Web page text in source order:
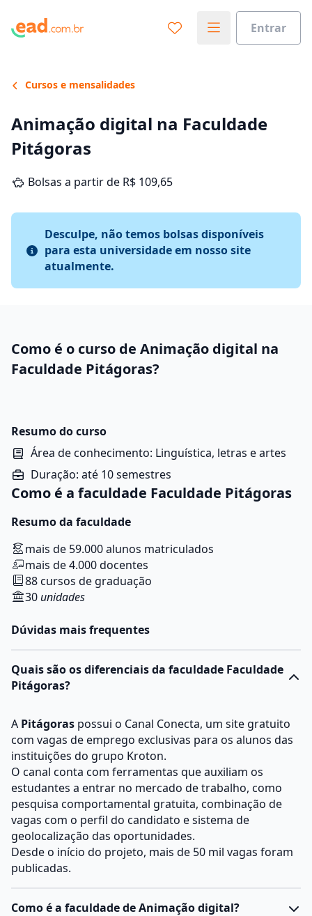
Entrar
Cursos e mensalidades
Animação digital na Faculdade
Pitágoras
Bolsas a partir de R$ 109,65
Desculpe, não temos bolsas disponíveis
para esta universidade em nosso site
atualmente.
Como é o curso de Animação digital na
Faculdade Pitágoras?
Resumo do curso
Área de conhecimento: Linguística, letras e artes
Duração: até 10 semestres
Como é a faculdade Faculdade Pitágoras
Resumo da faculdade
mais de 59.000 alunos matriculados
mais de 4.000 docentes
88 cursos de graduação
30unidades
Dúvidas mais frequentes
Quais são os diferenciais da faculdade Faculdade
Pitágoras?
A Pitágoras possui o Canal Conecta, um site gratuito
com vagas de emprego exclusivas para os alunos das
instituições do grupo Kroton.
O canal conta com ferramentas que auxiliam os
estudantes a entrar no mercado de trabalho, como
pesquisa comportamental gratuita, combinação de
vagas com o perfil do candidato e sistema de
geolocalização das oportunidades.
Desde o início do projeto, mais de 50 mil vagas foram
publicadas.
Como é a faculdade de Animação digital?